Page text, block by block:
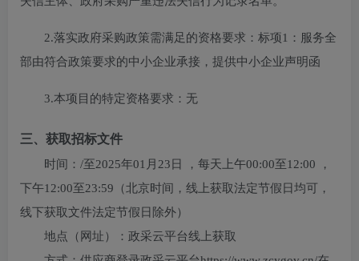
2.落实政府采购政策需满足的资格要求： 标项1：服务全
部由符合政策要求的中小企业承接，提供中小企业声明函
3.本项目的特定资格要求： 无
三、获取招标文件
时间： /至2025年01月23日 ，每天上午00:00至12:00 ，
下午12:00至23:59 （北京时间，线上获取法定节假日均可，
线下获取文件法定节假日除外）
地点（网址）： 政采云平台线上获取